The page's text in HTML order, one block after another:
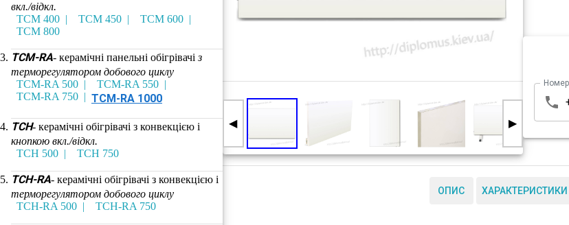
вкл./відкл.
TCM 400
TCM 450
TCM 600
TCM 800
TCM-RA- керамічні панельні обігрівачіз
терморегулятором добового циклу
TCM-RA 500
TCM-RA 550
TCM-RA 750
TCM-RA 1000
TCH- керамічні обігрівачі з конвекцією і
кнопкою вкл./відкл.
TCH 500
TCH 750
TCH-RA- керамічні обігрівачі з конвекцією і
терморегулятором добового циклу
TCH-RA 500
TCH-RA 750
◀ ▶
ОПИС ХАРАКТЕРИСТИКИ